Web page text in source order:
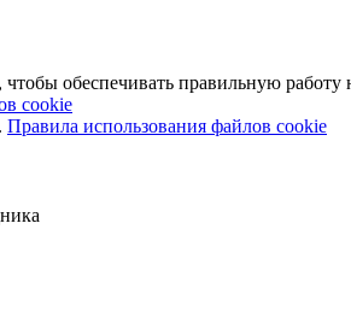
обеспечивать правильную работу
cookie
Правила использования файлов cookie